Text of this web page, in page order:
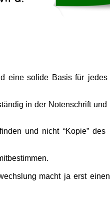
eine solide Basis für jedes
in der Notenschrift und
finden und nicht “Kopie” des
macht ja erst einen